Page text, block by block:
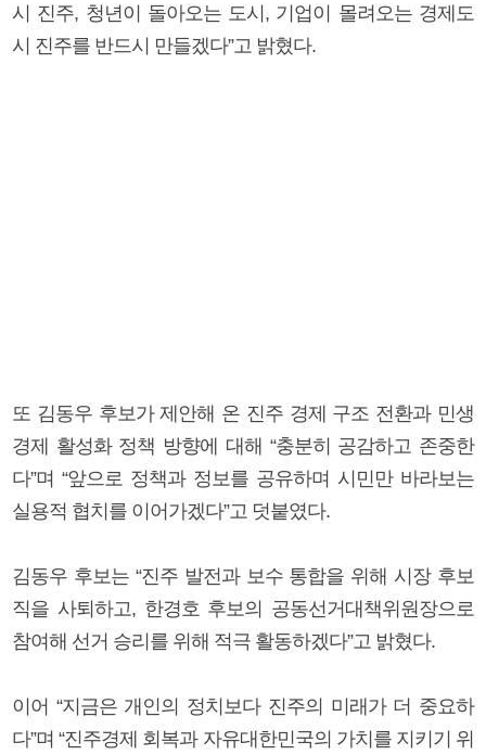
시 진주, 청년이 돌아오는 도시, 기업이 몰려오는 경제도
시 진주를 반드시 만들겠다”고 밝혔다.
또 김동우 후보가 제안해 온 진주 경제 구조 전환과 민생
경제 활성화 정책 방향에 대해 “충분히 공감하고 존중한
다”며 “앞으로 정책과 정보를 공유하며 시민만 바라보는
실용적 협치를 이어가겠다”고 덧붙였다.
김동우 후보는 “진주 발전과 보수 통합을 위해 시장 후보
직을 사퇴하고, 한경호 후보의 공동선거대책위원장으로
참여해 선거 승리를 위해 적극 활동하겠다”고 밝혔다.
이어 “지금은 개인의 정치보다 진주의 미래가 더 중요하
다”며 “진주경제 회복과 자유대한민국의 가치를 지키기 위